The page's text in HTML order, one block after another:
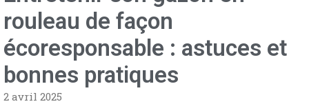
rouleau de façon
écoresponsable : astuces et
bonnes pratiques
2 avril 2025